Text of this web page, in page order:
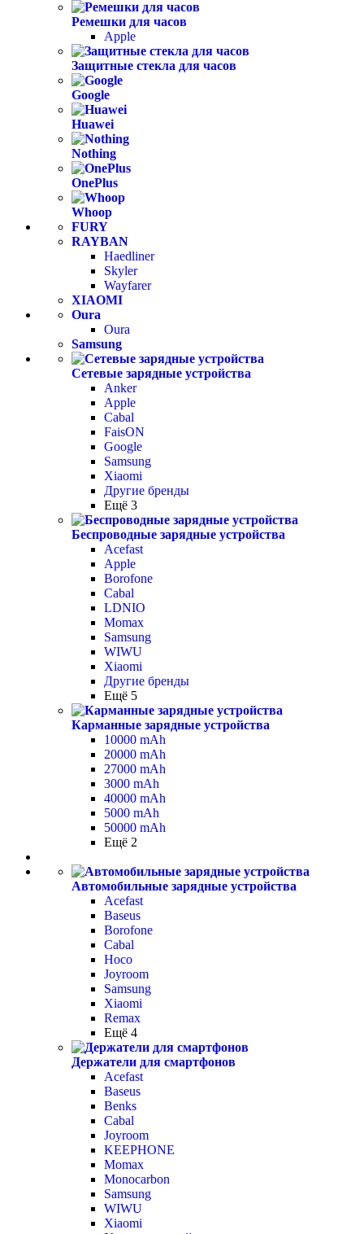
Ремешки для часов
Apple
Защитные стекла для часов
Google
Huawei
Nothing
OnePlus
Whoop
FURY
RAYBAN
Haedliner
Skyler
Wayfarer
XIAOMI
Oura
Oura
Samsung
Сетевые зарядные устройства
Anker
Apple
Cabal
FaisON
Google
Samsung
Xiaomi
Другие бренды
Ещё 3
Беспроводные зарядные устройства
Acefast
Apple
Borofone
Cabal
LDNIO
Momax
Samsung
WIWU
Xiaomi
Другие бренды
Ещё 5
Карманные зарядные устройства
10000 mAh
20000 mAh
27000 mAh
3000 mAh
40000 mAh
5000 mAh
50000 mAh
Ещё 2
Автомобильные зарядные устройства
Acefast
Baseus
Borofone
Cabal
Hoco
Joyroom
Samsung
Xiaomi
Remax
Ещё 4
Держатели для смартфонов
Acefast
Baseus
Benks
Cabal
Joyroom
KEEPHONE
Momax
Monocarbon
Samsung
WIWU
Xiaomi